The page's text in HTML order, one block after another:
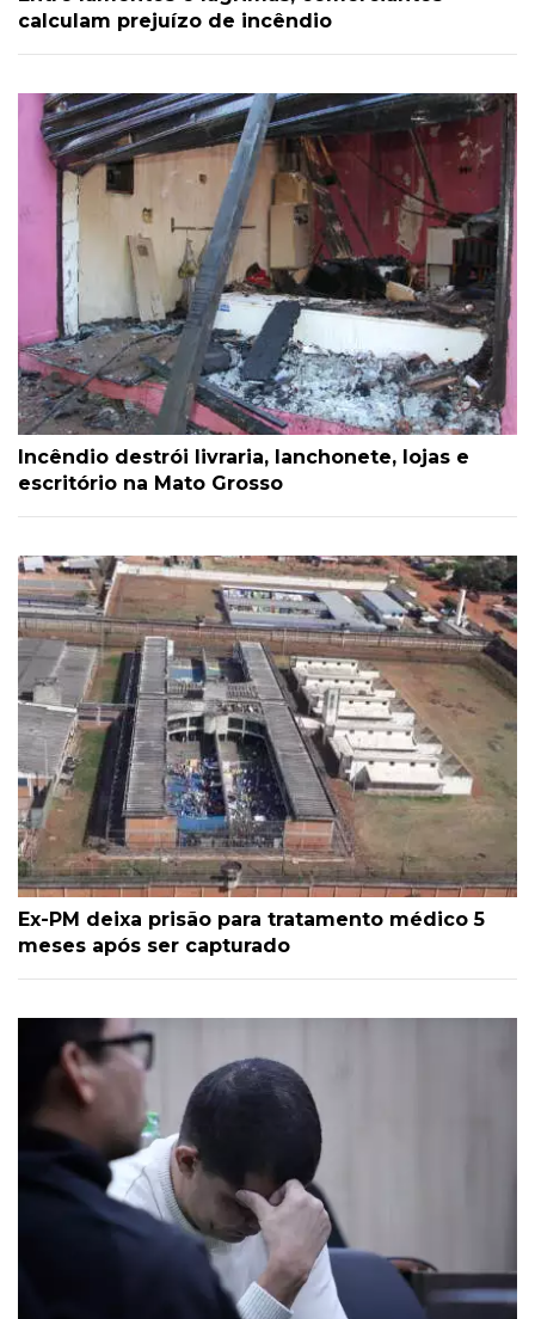
calculam prejuízo de incêndio
Incêndio destrói livraria, lanchonete, lojas e
escritório na Mato Grosso
Ex-PM deixa prisão para tratamento médico 5
meses após ser capturado